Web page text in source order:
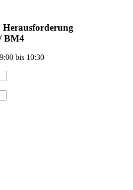
BM4
bis 10:30